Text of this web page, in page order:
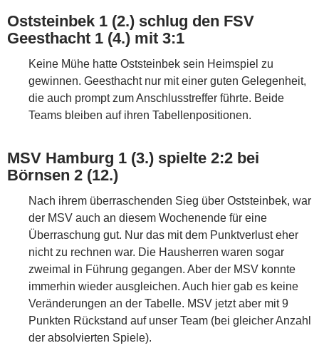
Oststeinbek 1 (2.) schlug den FSV
Geesthacht 1 (4.) mit 3:1
Keine Mühe hatte Oststeinbek sein Heimspiel zu
gewinnen. Geesthacht nur mit einer guten Gelegenheit,
die auch prompt zum Anschlusstreffer führte. Beide
Teams bleiben auf ihren Tabellenpositionen.
MSV Hamburg 1 (3.) spielte 2:2 bei
Börnsen 2 (12.)
Nach ihrem überraschenden Sieg über Oststeinbek, war
der MSV auch an diesem Wochenende für eine
Überraschung gut. Nur das mit dem Punktverlust eher
nicht zu rechnen war. Die Hausherren waren sogar
zweimal in Führung gegangen. Aber der MSV konnte
immerhin wieder ausgleichen. Auch hier gab es keine
Veränderungen an der Tabelle. MSV jetzt aber mit 9
Punkten Rückstand auf unser Team (bei gleicher Anzahl
der absolvierten Spiele).